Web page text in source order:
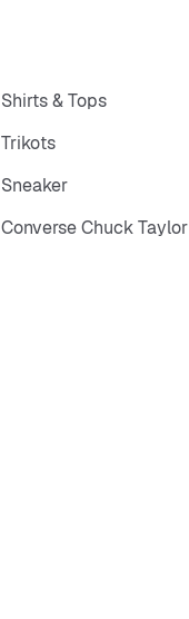
Shirts & Tops
Trikots
Sneaker
Converse Chuck Taylor